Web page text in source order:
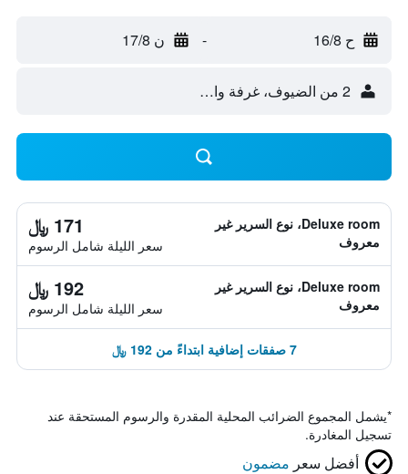
ح 16/8 - ن 17/8
2 من الضيوف، غرفة واحدة
Deluxe room، نوع السرير غير
معروف
171 ﷼
سعر الليلة شامل الرسوم
Deluxe room، نوع السرير غير
معروف
192 ﷼
سعر الليلة شامل الرسوم
7 صفقات إضافية ابتداءً من 192 ﷼
*يشمل المجموع الضرائب المحلية المقدرة والرسوم المستحقة عند
تسجيل المغادرة.
أفضل سعر مضمون